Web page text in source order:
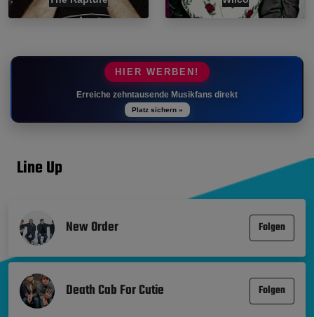
HIER WERBEN!
Erreiche zehntausende Musikfans direkt
Platz sichern »
Line Up
New Order Folgen
Death Cab For Cutie Folgen